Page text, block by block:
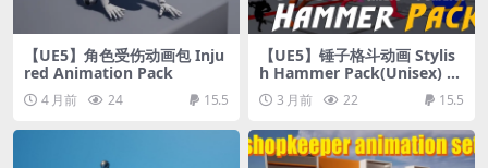
【UE5】角色受伤动画包 Inju
red Animation Pack
4 月前 24 15.5
【UE5】锤子格斗动画 Stylis
h Hammer Pack(Unisex) A
ction RPG & TPS & Top Do
wn Game
3 月前 22 15.5